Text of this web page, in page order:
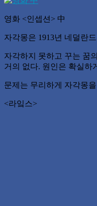
영화 <인셉션> 中
자각몽은 1913년 네덜란
자각하지 못하고 꾸는 꿈
거의 없다. 원인은 확실하
문제는 무리하게 자각몽
<라잌스>